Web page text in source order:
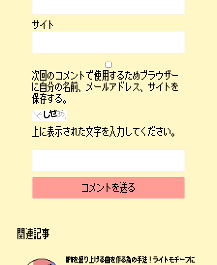
サイト
次回のコメントで使用するためブラウザー
に自分の名前、メールアドレス、サイトを
保存する。
上に表示された文字を入力してください。
関連記事
RPGを盛り上げる曲を作る為の手法！ライトモチーフに